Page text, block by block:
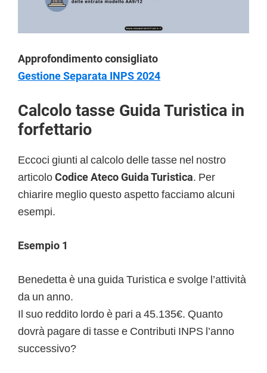
Approfondimento consigliato
Gestione Separata INPS 2024
Calcolo tasse Guida Turistica in
forfettario
Eccoci giunti al calcolo delle tasse nel nostro
articoloCodice Ateco Guida Turistica. Per
chiarire meglio questo aspetto facciamo alcuni
esempi.
Esempio 1
Benedetta è una guida Turistica e svolge l’attività
da un anno.
Il suo reddito lordo è pari a 45.135€. Quanto
dovrà pagare di tasse e Contributi INPS l’anno
successivo?